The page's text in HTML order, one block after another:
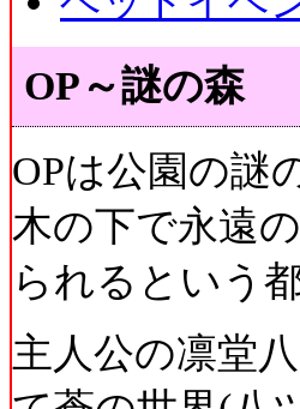
OP～謎の森
OPは公園の謎
木の下で永遠
られるという
主人公の凛堂